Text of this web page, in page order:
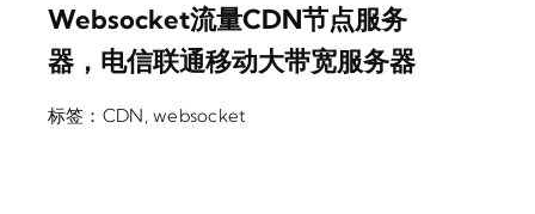
Websocket流量CDN节点服务
器，电信联通移动大带宽服务器
标签： CDN,websocket